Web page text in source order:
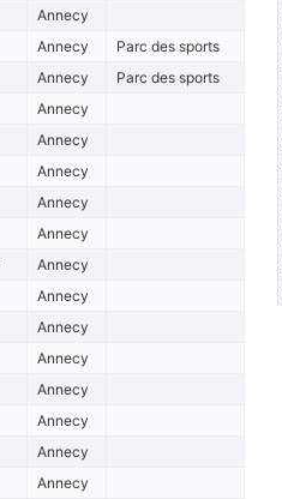
Annecy
Annecy
Parc des sports
Annecy
Parc des sports
Annecy
Annecy
Annecy
Annecy
Annecy
Annecy
Annecy
Annecy
Annecy
Annecy
Annecy
Annecy
Annecy